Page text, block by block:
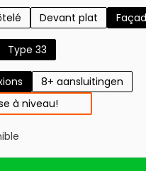
Devant plat
Type 33
8+ aansluitingen
à niveau!